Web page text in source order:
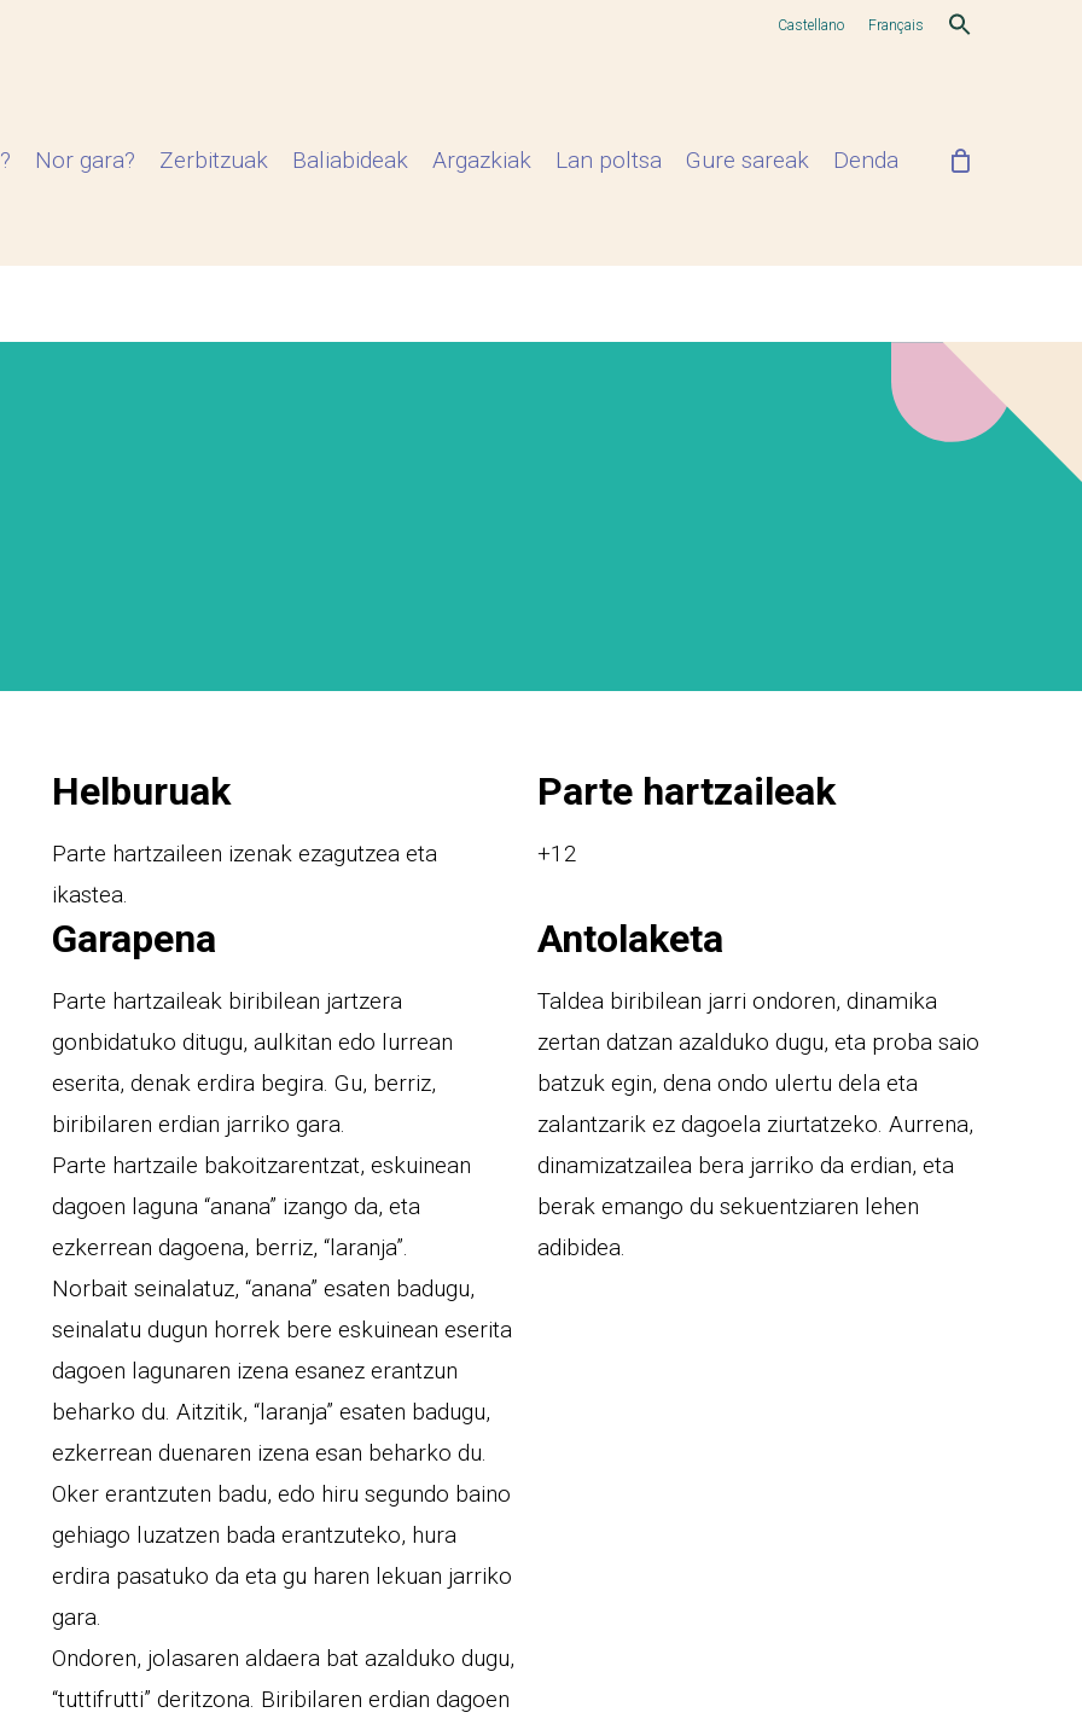
Castellano Français
Nor gara? Zerbitzuak Baliabideak Argazkiak Lan poltsa Gure sareak Denda
Helburuak
Parte hartzaileen izenak ezagutzea eta
ikastea.
Parte hartzaileak
+12
Garapena
Parte hartzaileak biribilean jartzera
gonbidatuko ditugu, aulkitan edo lurrean
eserita, denak erdira begira. Gu, berriz,
biribilaren erdian jarriko gara.
Parte hartzaile bakoitzarentzat, eskuinean
dagoen laguna “anana” izango da, eta
ezkerrean dagoena, berriz, “laranja”.
Norbait seinalatuz, “anana” esaten badugu,
seinalatu dugun horrek bere eskuinean eserita
dagoen lagunaren izena esanez erantzun
beharko du. Aitzitik, “laranja” esaten badugu,
ezkerrean duenaren izena esan beharko du.
Oker erantzuten badu, edo hiru segundo baino
gehiago luzatzen bada erantzuteko, hura
erdira pasatuko da eta gu haren lekuan jarriko
gara.
Ondoren, jolasaren aldaera bat azalduko dugu,
“tuttifrutti” deritzona. Biribilaren erdian dagoen
Antolaketa
Taldea biribilean jarri ondoren, dinamika
zertan datzan azalduko dugu, eta proba saio
batzuk egin, dena ondo ulertu dela eta
zalantzarik ez dagoela ziurtatzeko. Aurrena,
dinamizatzailea bera jarriko da erdian, eta
berak emango du sekuentziaren lehen
adibidea.